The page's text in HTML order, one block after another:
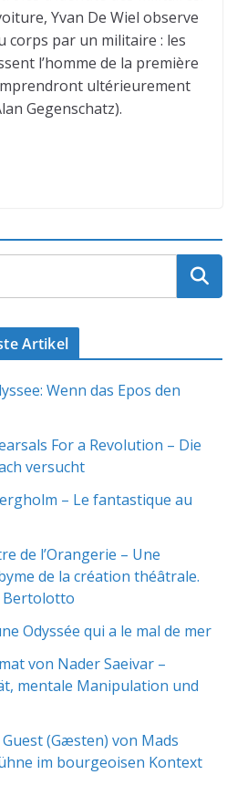
Yvan De Wiel observe
corps par un militaire : les
l’homme de la première
ultérieurement
Gegenschatz).
Artikel
Wenn das Epos den
For a Revolution – Die
versucht
– Le fantastique au
de l’Orangerie – Une
de la création théâtrale.
Bertolotto
Odyssée qui a le mal de mer
von Nader Saeivar​​ –
mentale Manipulation und
(Gæsten) von Mads
im bourgeoisen Kontext